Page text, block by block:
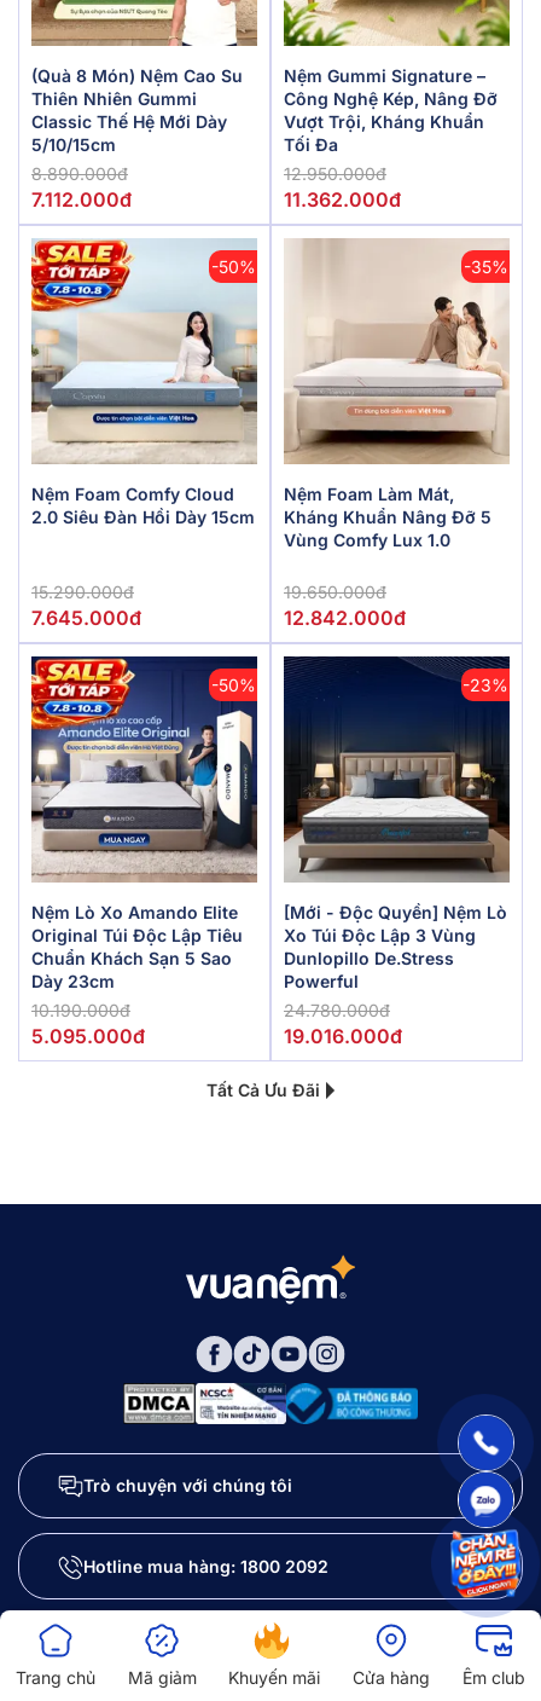
(Quà 8 Món) Nệm Cao Su
Thiên Nhiên Gummi
Classic Thế Hệ Mới Dày
5/10/15cm
8.890.000đ
7.112.000đ
Nệm Gummi Signature –
Công Nghệ Kép, Nâng Đỡ
Vượt Trội, Kháng Khuẩn
Tối Đa
12.950.000đ
11.362.000đ
-50%
Nệm Foam Comfy Cloud
2.0 Siêu Đàn Hồi Dày 15cm
15.290.000đ
7.645.000đ
-35%
Nệm Foam Làm Mát,
Kháng Khuẩn Nâng Đỡ 5
Vùng Comfy Lux 1.0
19.650.000đ
12.842.000đ
-50%
Nệm Lò Xo Amando Elite
Original Túi Độc Lập Tiêu
Chuẩn Khách Sạn 5 Sao
Dày 23cm
10.190.000đ
5.095.000đ
-23%
[Mới - Độc Quyền] Nệm Lò
Xo Túi Độc Lập 3 Vùng
Dunlopillo De.Stress
Powerful
24.780.000đ
19.016.000đ
Tất Cả Ưu Đãi
Trang chủ Mã giảm Khuyến mãi Cửa hàng Êm club
Trò chuyện với chúng tôi
Hotline mua hàng: 1800 2092
Email: trainghiem@vuanem.com